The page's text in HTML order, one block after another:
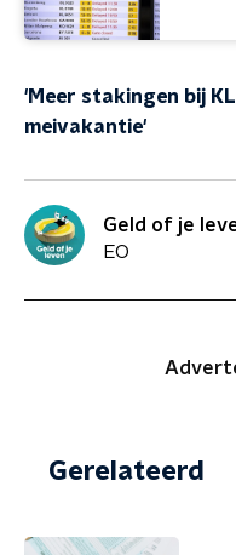
'Meer stakingen bij
meivakantie'
Geld of je
EO
Gerelateerd